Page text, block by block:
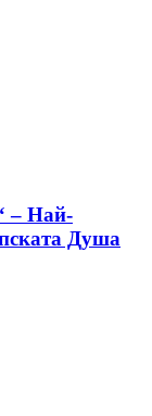
– Най-
Душа